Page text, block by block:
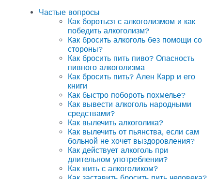
Частые вопросы
Как бороться с алкоголизмом и как
победить алкоголизм?
Как бросить алкоголь без помощи со
стороны?
Как бросить пить пиво? Опасность
пивного алкоголизма
Как бросить пить? Ален Карр и его
книги
Как быстро побороть похмелье?
Как вывести алкоголь народными
средствами?
Как вылечить алкоголика?
Как вылечить от пьянства, если сам
больной не хочет выздоровления?
Как действует алкоголь при
длительном употреблении?
Как жить с алкоголиком?